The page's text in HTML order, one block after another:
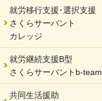
就労移行支援･選択支援
さくらサーバント
カレッジ
就労継続支援B型
さくらサーバントb-team
共同生活援助